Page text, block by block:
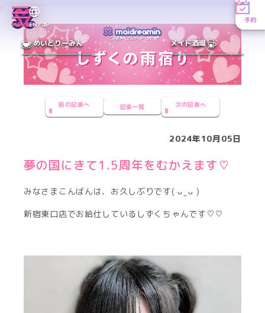
MENUEN／JP
予約
めいどりーみん メイド酒場
前の記事へ 記事一覧 次の記事へ
2024年10月05日
夢の国にきて1.5周年をむかえます♡
みなさまこんばんは、お久しぶりです( ᴗ ̫ ᴗ )
新宿東口店でお給仕しているしずくちゃんです♡♡